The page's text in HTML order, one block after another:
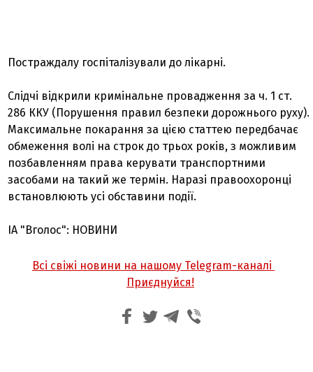
Постраждалу госпіталізували до лікарні.
Слідчі відкрили кримінальне провадження за ч. 1 ст.
286 ККУ (Порушення правил безпеки дорожнього руху).
Максимальне покарання за цією статтею передбачає
обмеження волі на строк до трьох років, з можливим
позбавленням права керувати транспортними
засобами на такий же термін. Наразі правоохоронці
встановлюють усі обставини події.
ІА "Вголос": НОВИНИ
Всі свіжі новини на нашому Telegram-каналі
Приєднуйся!